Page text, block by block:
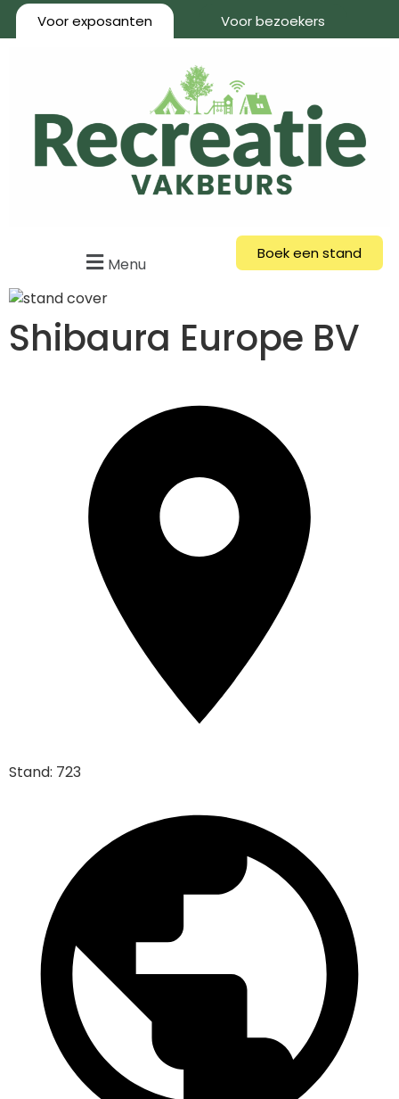
Voor exposanten Voor bezoekers
Menu
Boek een stand
Shibaura Europe BV
Stand: 723